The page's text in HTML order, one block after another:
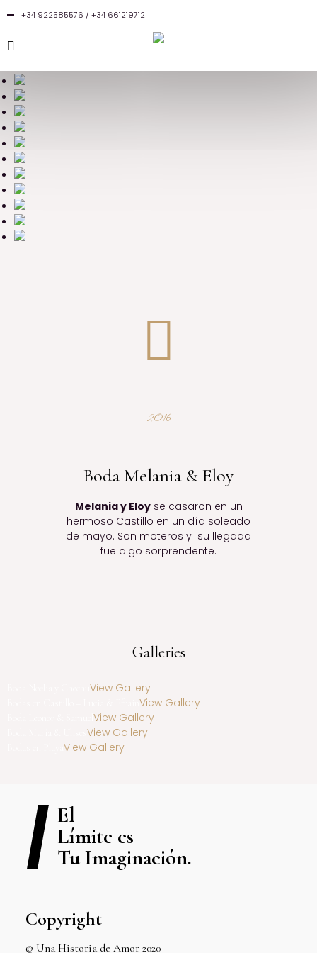
+34 922585576 / +34 661219712
2016
Boda Melania & Eloy
Melania y Eloyse casaron en un
hermoso Castillo en un día soleado
de mayo. Son moteros y su llegada
fue algo sorprendente.
Galleries
View Gallery
View Gallery
View Gallery
View Gallery
View Gallery
El
Límite es
Tu Imaginación.
Copyright
© Una Historia de Amor 2020